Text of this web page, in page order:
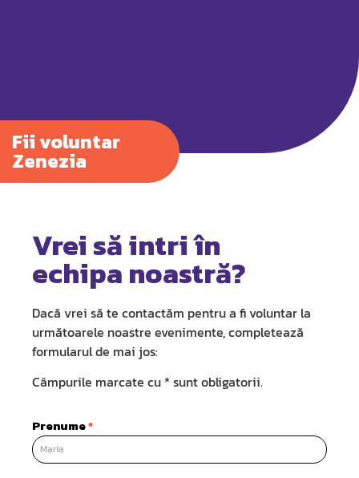
Fii voluntar
Zenezia
Vrei să intri în
echipa noastră?
Dacă vrei să te contactăm pentru a fi voluntar la
următoarele noastre evenimente, completează
formularul de mai jos:
Câmpurile marcate cu * sunt obligatorii.
Prenume*